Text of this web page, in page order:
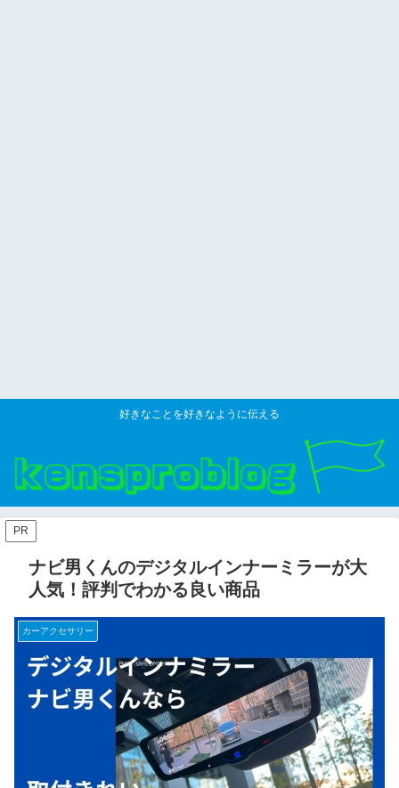
好きなことを好きなように伝える
PR
ナビ男くんのデジタルインナーミラーが大
人気！評判でわかる良い商品
カーアクセサリー